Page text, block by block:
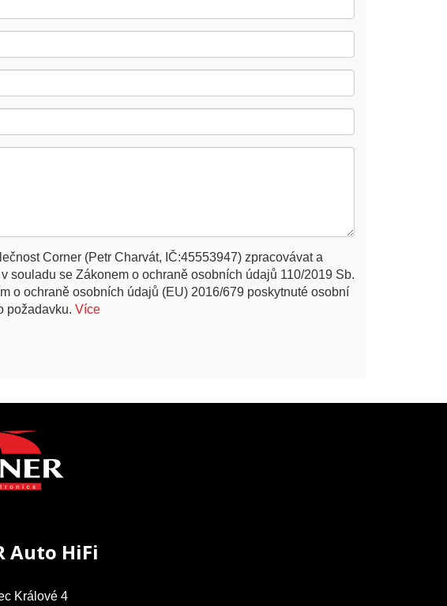
Corner (Petr Charvát, IČ:45553947) zpracovávat a
souladu se Zákonem o ochraně osobních údajů 110/2019 Sb.
o ochraně osobních údajů (EU) 2016/679 poskytnuté osobní
požadavku. Více
Auto HiFi
Králové 4